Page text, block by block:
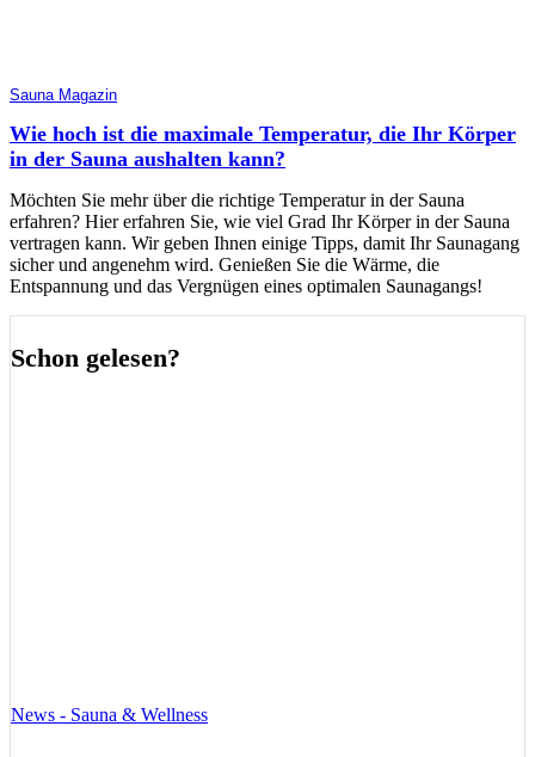
Sauna Magazin
Wie hoch ist die maximale Temperatur, die Ihr Körper
in der Sauna aushalten kann?
Möchten Sie mehr über die richtige Temperatur in der Sauna
erfahren? Hier erfahren Sie, wie viel Grad Ihr Körper in der Sauna
vertragen kann. Wir geben Ihnen einige Tipps, damit Ihr Saunagang
sicher und angenehm wird. Genießen Sie die Wärme, die
Entspannung und das Vergnügen eines optimalen Saunagangs!
Schon gelesen?
News - Sauna & Wellness